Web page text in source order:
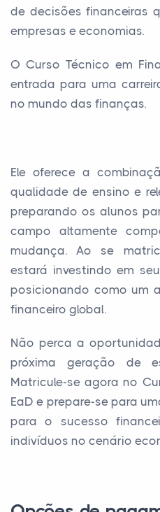
de decisões financeiras
empresas e economias.
O Curso Técnico em
entrada para uma
no mundo das finanças.
Ele oferece a
qualidade de ensino e
preparando os alunos
campo altamente
mudança. Ao se
estará investindo em
posicionando como um
financeiro global.
Não perca a
próxima geração de
Matricule-se agora no
EaD e prepare-se para
para o sucesso
indivíduos no cenário